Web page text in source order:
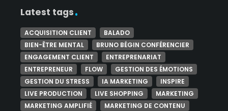
Latest tags
ACQUISITION CLIENT
BALADO
BIEN-ÊTRE MENTAL
BRUNO BÉGIN CONFÉRENCIER
ENGAGEMENT CLIENT
ENTREPRENARIAT
ENTREPRENEUR
FLOW
GESTION DES ÉMOTIONS
GESTION DU STRESS
IA MARKETING
INSPIRE
LIVE PRODUCTION
LIVE SHOPPING
MARKETING
MARKETING AMPLIFIÉ
MARKETING DE CONTENU